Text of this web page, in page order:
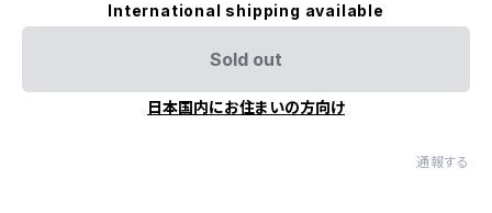
International shipping available
Sold out
日本国内にお住まいの方向け
通報する